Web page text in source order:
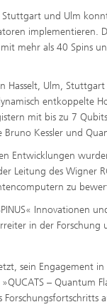
und Ulm
implementieren.
mehr als 40 Spins
Hasselt, Ulm,
entkoppelte
mit bis zu 7
Bruno Kessler und
Entwicklungen
Leitung des Wigner
zu
Innovationen
in der Forschung
sein Engagement
– Quantum